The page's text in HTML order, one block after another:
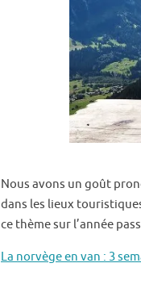
Nous avons un goût
dans les lieux
ce thème sur l’année
La norvège en van : 3